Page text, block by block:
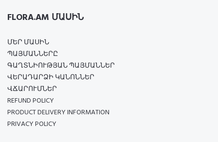
FLORA.AM ՄԱՍԻՆ
ՄԵՐ ՄԱՍԻՆ
ՊԱՅՄԱՆՆԵՐԸ
ԳԱՂՏՆԻՈՒԹՅԱՆ ՊԱՅՄԱՆՆԵՐ
ՎԵՐԱԴԱՐՁԻ ԿԱՆՈՆՆԵՐ
ՎՃԱՐՈՒՄՆԵՐ
REFUND POLICY
PRODUCT DELIVERY INFORMATION
PRIVACY POLICY